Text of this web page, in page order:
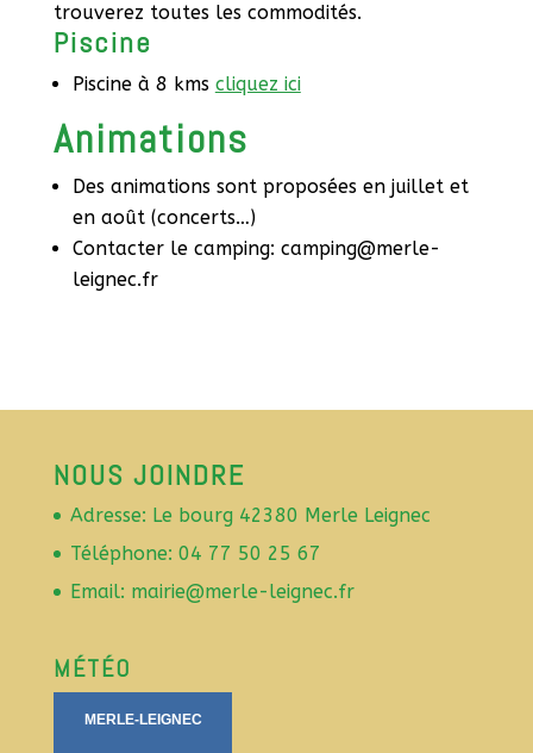
trouverez toutes les commodités.
Piscine
Piscine à 8 kms cliquez ici
Animations
Des animations sont proposées en juillet et
en août (concerts…)
Contacter le camping: camping@merle-
leignec.fr
NOUS JOINDRE
Adresse: Le bourg 42380 Merle Leignec
Téléphone: 04 77 50 25 67
Email: mairie@merle-leignec.fr
MÉTÉO